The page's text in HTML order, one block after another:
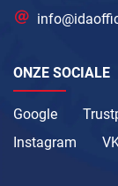
ONZE SOCIALE
Google
Instagram